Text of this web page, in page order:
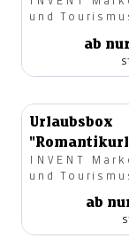
und
ab nur
Urlaubsbox
INVENT
und
ab